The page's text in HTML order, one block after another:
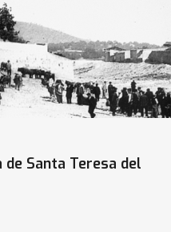
Santa Teresa del